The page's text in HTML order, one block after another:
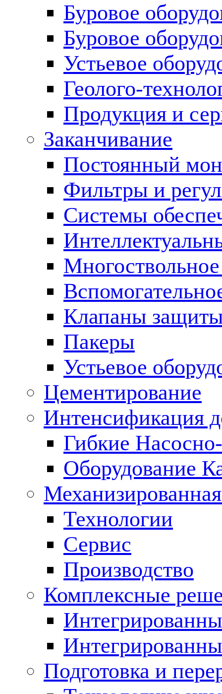
Буровое
Буровое
Устьевое
Геолого-
Продукция и
Заканчивание
Постоянный
Фильтры и
Cистемы
Клапаны
Пакеры
Устьевое
Цементирование
Интенсификация
Гибкие
Оборудование
Технологии
Сервис
Производство
Комплексные
Подготовка и